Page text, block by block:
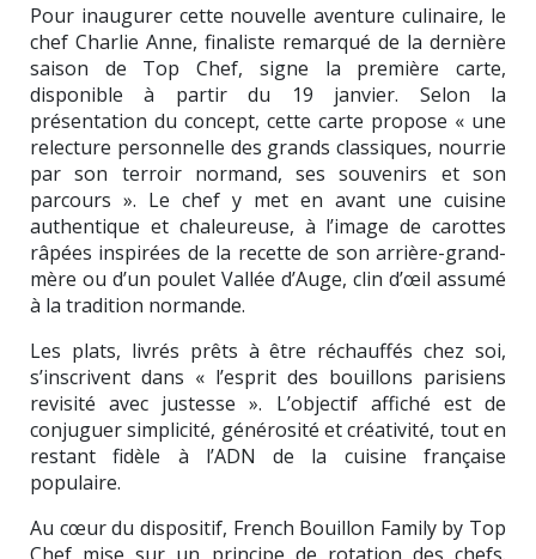
Pour inaugurer cette nouvelle aventure culinaire, le
chef Charlie Anne, finaliste remarqué de la dernière
saison de Top Chef, signe la première carte,
disponible à partir du 19 janvier. Selon la
présentation du concept, cette carte propose « une
relecture personnelle des grands classiques, nourrie
par son terroir normand, ses souvenirs et son
parcours ». Le chef y met en avant une cuisine
authentique et chaleureuse, à l’image de carottes
râpées inspirées de la recette de son arrière-grand-
mère ou d’un poulet Vallée d’Auge, clin d’œil assumé
à la tradition normande.
Les plats, livrés prêts à être réchauffés chez soi,
s’inscrivent dans « l’esprit des bouillons parisiens
revisité avec justesse ». L’objectif affiché est de
conjuguer simplicité, générosité et créativité, tout en
restant fidèle à l’ADN de la cuisine française
populaire.
Au cœur du dispositif, French Bouillon Family by Top